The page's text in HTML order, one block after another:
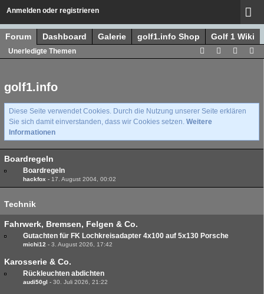
Anmelden oder registrieren
Forum Dashboard Galerie golf1.info Shop Golf 1 Wiki
Unerledigte Themen
golf1.info
Diese Seite verwendet Cookies. Durch die Nutzung unserer Seite erklären
Sie sich damit einverstanden, dass wir Cookies setzen. Weitere
Informationen
Boardregeln
Boardregeln
hackfox - 17. August 2004, 00:02
Technik
Fahrwerk, Bremsen, Felgen & Co.
Gutachten für FK Lochkreisadapter 4x100 auf 5x130 Porsche
michi12 - 3. August 2026, 17:42
Karosserie & Co.
Rückleuchten abdichten
audi50gl - 30. Juli 2026, 21:22